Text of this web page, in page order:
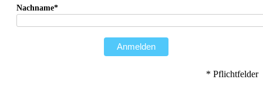
Nachname*
Anmelden
* Pflichtfelder